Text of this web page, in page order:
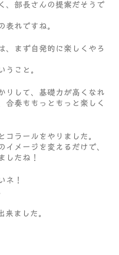
、部長さんの提案だそうで
表れですね。
、まず自発的に楽しくやろ
うこと。
りして、基礎力が高くなれ
合奏ももっともっと楽しく
コラールをやりました。
イメージを変えるだけで、
したね！
ネ！
来ました。